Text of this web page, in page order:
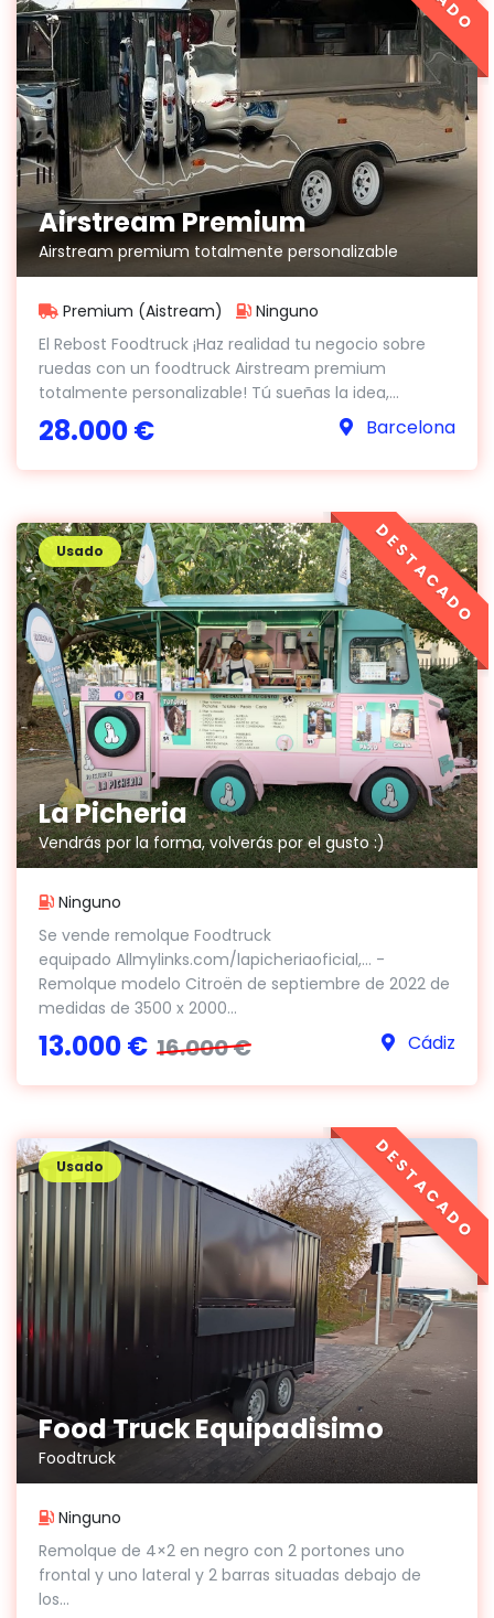
Airstream Premium
Airstream premium totalmente personalizable
Premium (Aistream)
Ninguno
El Rebost Foodtruck ¡Haz realidad tu negocio sobre
ruedas con un foodtruck Airstream premium
totalmente personalizable! Tú sueñas la idea,...
28.000 € Barcelona
La Picheria
Vendrás por la forma, volverás por el gusto :)
Usado
Ninguno
Se vende remolque Foodtruck
equipado Allmylinks.com/lapicheriaoficial,… -
Remolque modelo Citroën de septiembre de 2022 de
medidas de 3500 x 2000...
13.000 € 16.000 € Cádiz
DESTACADO
Food Truck Equipadisimo
Foodtruck
Usado
Ninguno
Remolque de 4×2 en negro con 2 portones uno
frontal y uno lateral y 2 barras situadas debajo de
los...
DESTACADO